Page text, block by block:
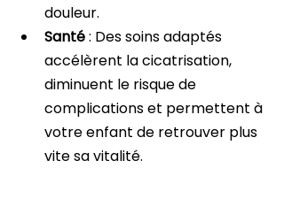
douleur.
Santé : Des soins adaptés
accélèrent la cicatrisation,
diminuent le risque de
complications et permettent à
votre enfant de retrouver plus
vite sa vitalité.